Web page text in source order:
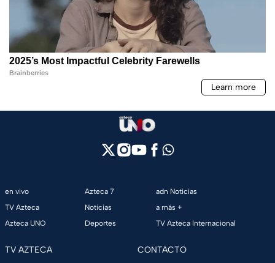
en vivo
TV Azteca
Azteca UNO
Azteca 7
Noticias
Deportes
adn Noticias
a más +
TV Azteca Internacional
TV AZTECA CONTACTO